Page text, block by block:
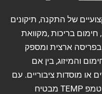
של התקנה, תיקונים
חימום בריכות ,מקוואת
בפריסה ארצית ומספק
והמיזוג, בין אם
או מוסדות ציבוריים. עם
דגש על מקצועיות ושירות איכותי, טמפ TEMP מבטיח